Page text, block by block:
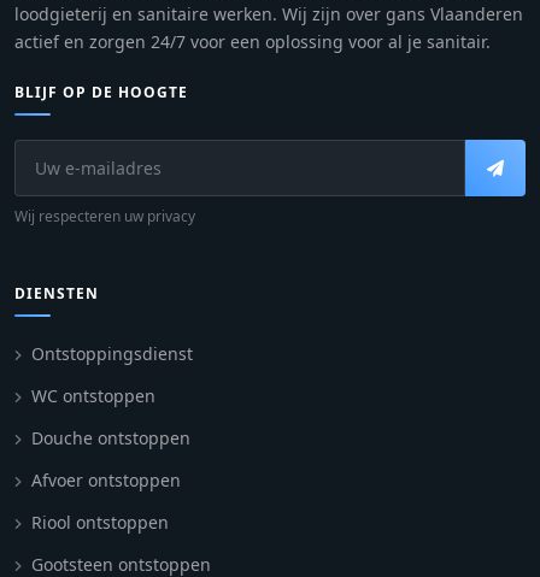
loodgieterij en sanitaire werken. Wij zijn over gans Vlaanderen
actief en zorgen 24/7 voor een oplossing voor al je sanitair.
BLIJF OP DE HOOGTE
Wij respecteren uw privacy
DIENSTEN
Ontstoppingsdienst
WC ontstoppen
Douche ontstoppen
Afvoer ontstoppen
Riool ontstoppen
Gootsteen ontstoppen